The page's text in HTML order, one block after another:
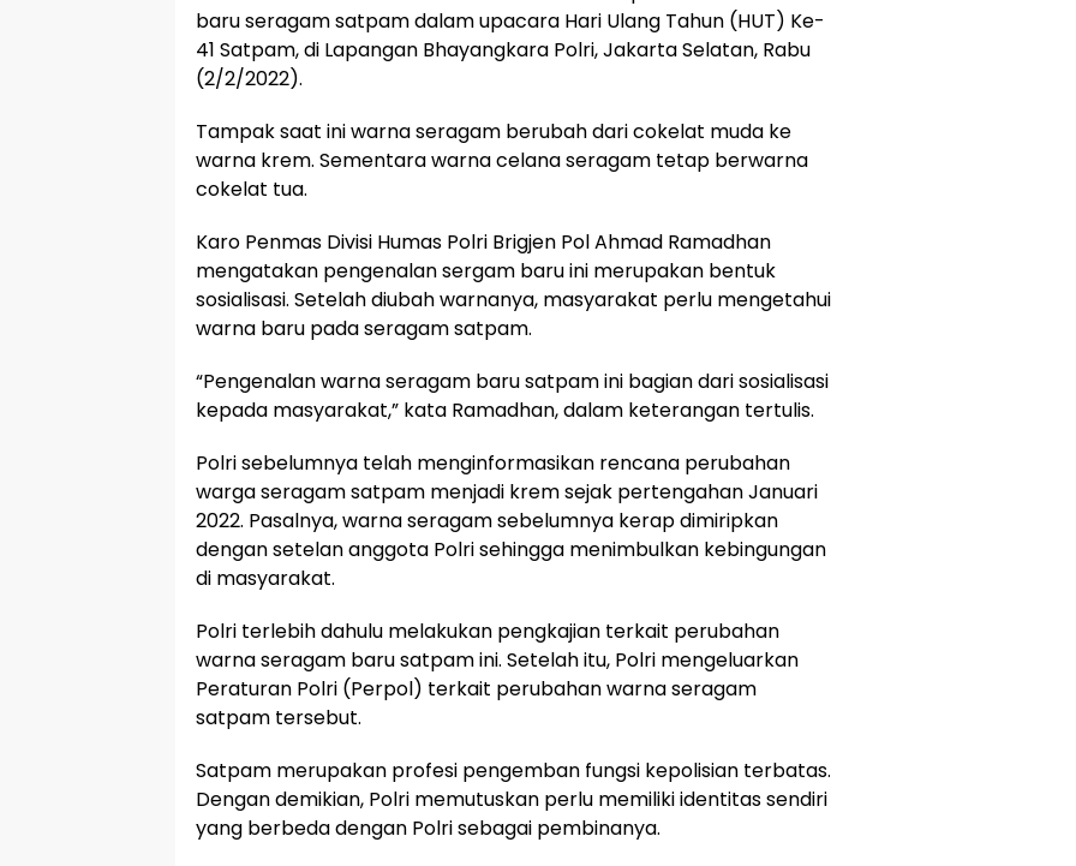
baru seragam satpam dalam upacara Hari Ulang Tahun (HUT) Ke-
41 Satpam, di Lapangan Bhayangkara Polri, Jakarta Selatan, Rabu
(2/2/2022).
Tampak saat ini warna seragam berubah dari cokelat muda ke
warna krem. Sementara warna celana seragam tetap berwarna
cokelat tua.
Karo Penmas Divisi Humas Polri Brigjen Pol Ahmad Ramadhan
mengatakan pengenalan sergam baru ini merupakan bentuk
sosialisasi. Setelah diubah warnanya, masyarakat perlu mengetahui
warna baru pada seragam satpam.
“Pengenalan warna seragam baru satpam ini bagian dari sosialisasi
kepada masyarakat,” kata Ramadhan, dalam keterangan tertulis.
Polri sebelumnya telah menginformasikan rencana perubahan
warga seragam satpam menjadi krem sejak pertengahan Januari
2022. Pasalnya, warna seragam sebelumnya kerap dimiripkan
dengan setelan anggota Polri sehingga menimbulkan kebingungan
di masyarakat.
Polri terlebih dahulu melakukan pengkajian terkait perubahan
warna seragam baru satpam ini. Setelah itu, Polri mengeluarkan
Peraturan Polri (Perpol) terkait perubahan warna seragam
satpam tersebut.
Satpam merupakan profesi pengemban fungsi kepolisian terbatas.
Dengan demikian, Polri memutuskan perlu memiliki identitas sendiri
yang berbeda dengan Polri sebagai pembinanya.